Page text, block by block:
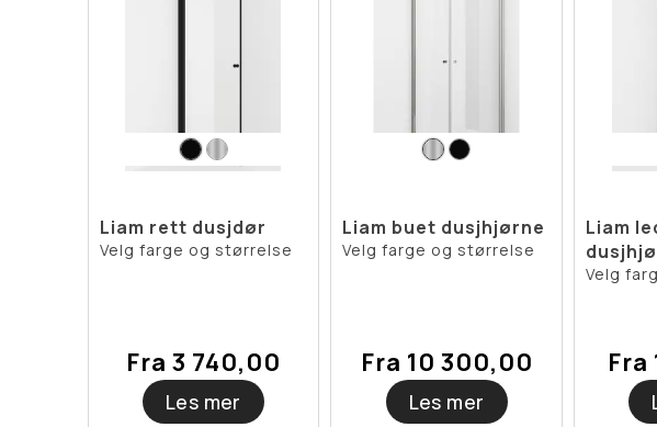
Liam rett dusjdør
Velg farge og størrelse
Fra 3 740,00
Les mer
Liam buet dusjhjørne
Velg farge og størrelse
Fra 10 300,00
Les mer
Liam
Velg
Fra